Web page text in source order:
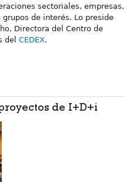
sectoriales, empresas,
de interés. Lo preside
Directora del Centro de
del CEDEX.
de I+D+i